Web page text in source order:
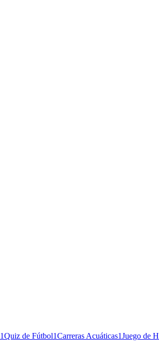
1Quiz de Fútbol1Carreras Acuáticas1Juego de